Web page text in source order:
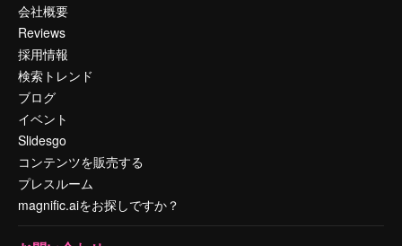
会社概要
Reviews
採用情報
検索トレンド
ブログ
イベント
Slidesgo
コンテンツを販売する
プレスルーム
magnific.aiをお探しですか？